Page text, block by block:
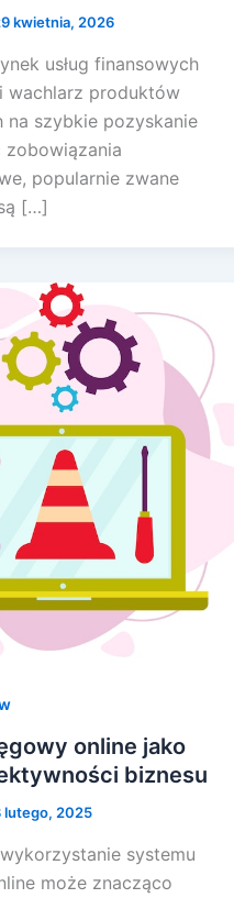
kwietnia, 2026
usług finansowych
wachlarz produktów
na szybkie pozyskanie
popularnie zwane
[…]
online jako
biznesu
lutego, 2025
systemu
może znacząco